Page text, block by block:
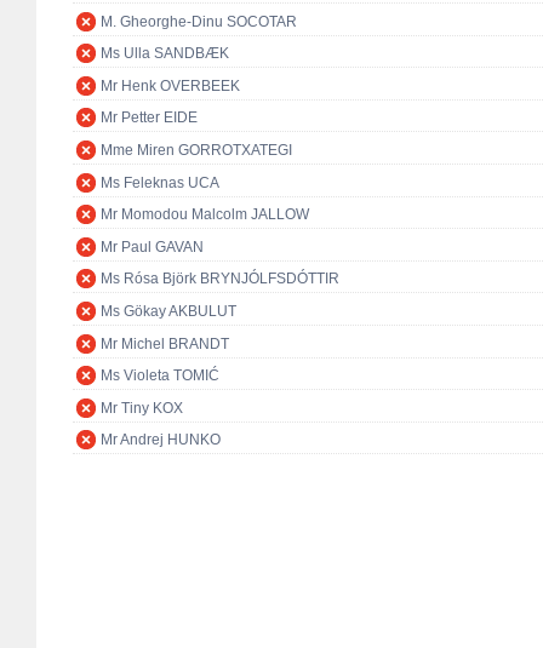
M. Gheorghe-Dinu SOCOTAR
Ms Ulla SANDBÆK
Mr Henk OVERBEEK
Mr Petter EIDE
Mme Miren GORROTXATEGI
Ms Feleknas UCA
Mr Momodou Malcolm JALLOW
Mr Paul GAVAN
Ms Rósa Björk BRYNJÓLFSDÓTTIR
Ms Gökay AKBULUT
Mr Michel BRANDT
Ms Violeta TOMIĆ
Mr Tiny KOX
Mr Andrej HUNKO